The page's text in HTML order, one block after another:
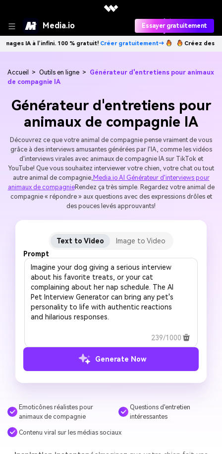
Media.io Essayer gratuitement
100 % gratuit!Créer gratuitement→ Créez des images IA à
Accueil > Outils en ligne > Générateur d'entretiens pour animaux
de compagnie IA
Générateur d'entretiens pour
animaux de compagnie IA
Découvrez ce que votre animal de compagnie pense vraiment de vous
grâce à des interviews amusantes générées par l'IA, comme les vidéos
d'interviews virales avec animaux de compagnie IA sur TikTok et
YouTube! Que vous souhaitez interviewer votre chien, votre chat ou tout
autre animal de compagnie, Media.io AI Générateur d'interviews pour
animaux de compagnieRendez ça très simple. Regardez votre animal de
compagnie « répondre » aux questions avec des expressions drôles et
des pouces levés approuvants!
Text to Video
Image to Video
Prompt
239/1000
Generate Now
Emoticônes réalistes pour
animaux de compagnie
Questions d'entretien
intéressantes
Contenu viral sur les médias sociaux